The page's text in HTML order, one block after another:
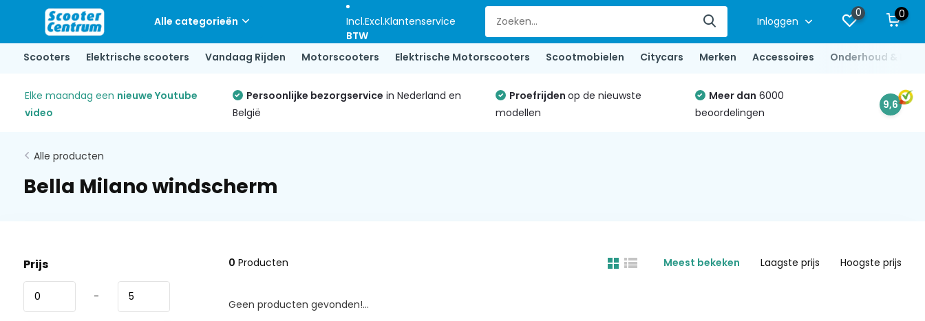
Alle categorieën Incl.Excl.
BTW
Klantenservice Inloggen
0 0
Scooters Elektrische scooters Vandaag Rijden Motorscooters Elektrische Motorscooters Scootmobielen Citycars Merken Accessoires Onderhoud &
Elke maandag een nieuwe Youtube
video
Persoonlijke bezorgservice in Nederland en
België
Proefrijdenop de nieuwste
modellen
Meer dan 6000
beoordelingen
9,6
Alle producten
Bella Milano windscherm
Prijs
-
0 Producten Meest bekeken Laagste prijs Hoogste prijs
Geen producten gevonden!...